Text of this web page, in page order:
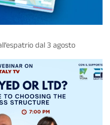
dal 3 agosto